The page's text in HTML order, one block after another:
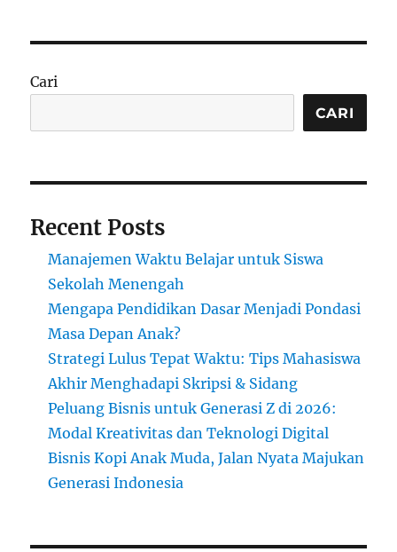
hari
NikkieTutorials
Cari
CARI
Recent Posts
Manajemen Waktu Belajar untuk Siswa
Sekolah Menengah
Mengapa Pendidikan Dasar Menjadi Pondasi
Masa Depan Anak?
Strategi Lulus Tepat Waktu: Tips Mahasiswa
Akhir Menghadapi Skripsi & Sidang
Peluang Bisnis untuk Generasi Z di 2026:
Modal Kreativitas dan Teknologi Digital
Bisnis Kopi Anak Muda, Jalan Nyata Majukan
Generasi Indonesia